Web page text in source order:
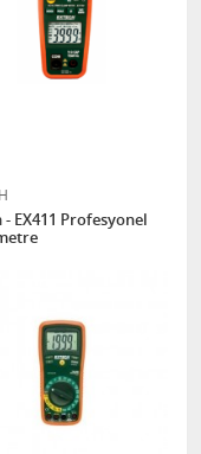
- EX411 Profesyonel